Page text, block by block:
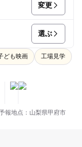
変更
選ぶ
ども映画 工場見学
報地点：山梨県甲府市